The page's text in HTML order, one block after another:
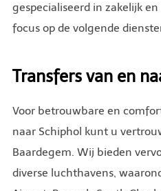
gespecialiseerd in zakelijk
focus op de volgende
Transfers van en
Voor betrouwbare en
naar Schiphol kunt u
Baardegem. Wij bieden
diverse luchthavens,